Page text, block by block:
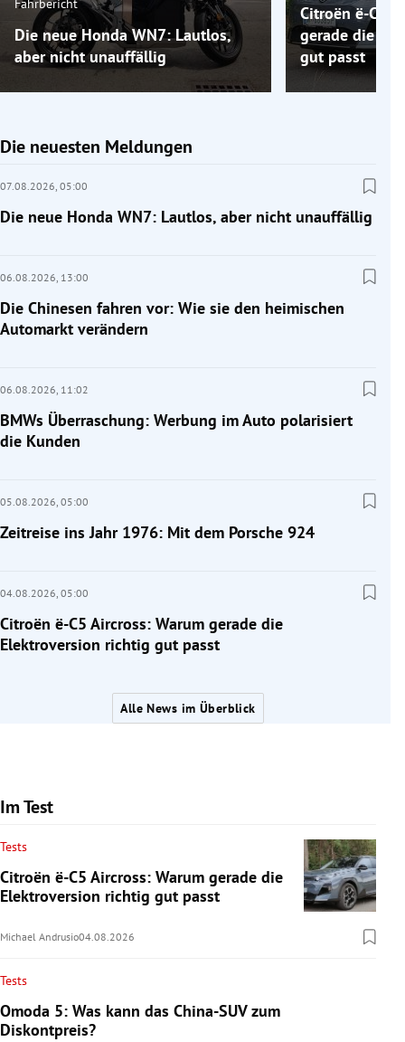
Fahrbericht
Die neue Honda WN7: Lautlos,
aber nicht unauffällig
Citroën ë-C5
gerade die
gut passt
Die neuesten Meldungen
07.08.2026, 05:00
Die neue Honda WN7: Lautlos, aber nicht unauffällig
06.08.2026, 13:00
Die Chinesen fahren vor: Wie sie den heimischen
Automarkt verändern
06.08.2026, 11:02
BMWs Überraschung: Werbung im Auto polarisiert
die Kunden
05.08.2026, 05:00
Zeitreise ins Jahr 1976: Mit dem Porsche 924
04.08.2026, 05:00
Citroën ë-C5 Aircross: Warum gerade die
Elektroversion richtig gut passt
Alle News im Überblick
Im Test
Tests
Citroën ë-C5 Aircross: Warum gerade die
Elektroversion richtig gut passt
Michael Andrusio04.08.2026
Tests
Omoda 5: Was kann das China-SUV zum
Diskontpreis?